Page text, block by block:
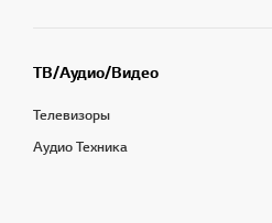
ТВ/Аудио/Видео
Телевизоры
Аудио Техника